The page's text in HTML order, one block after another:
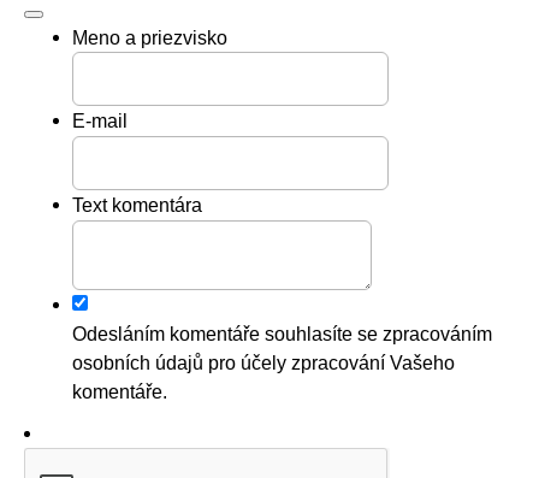
Meno a priezvisko
E-mail
Text komentára
Odesláním komentáře souhlasíte se zpracováním
osobních údajů pro účely zpracování Vašeho
komentáře.